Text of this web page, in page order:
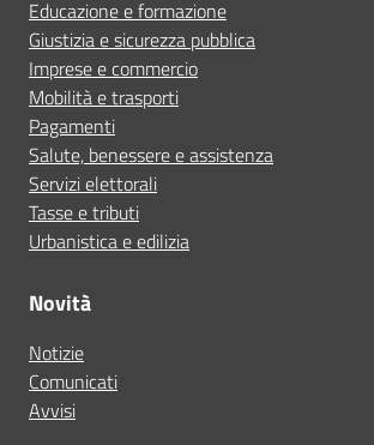
Educazione e formazione
Giustizia e sicurezza pubblica
Imprese e commercio
Mobilità e trasporti
Pagamenti
Salute, benessere e assistenza
Servizi elettorali
Tasse e tributi
Urbanistica e edilizia
Novità
Notizie
Comunicati
Avvisi